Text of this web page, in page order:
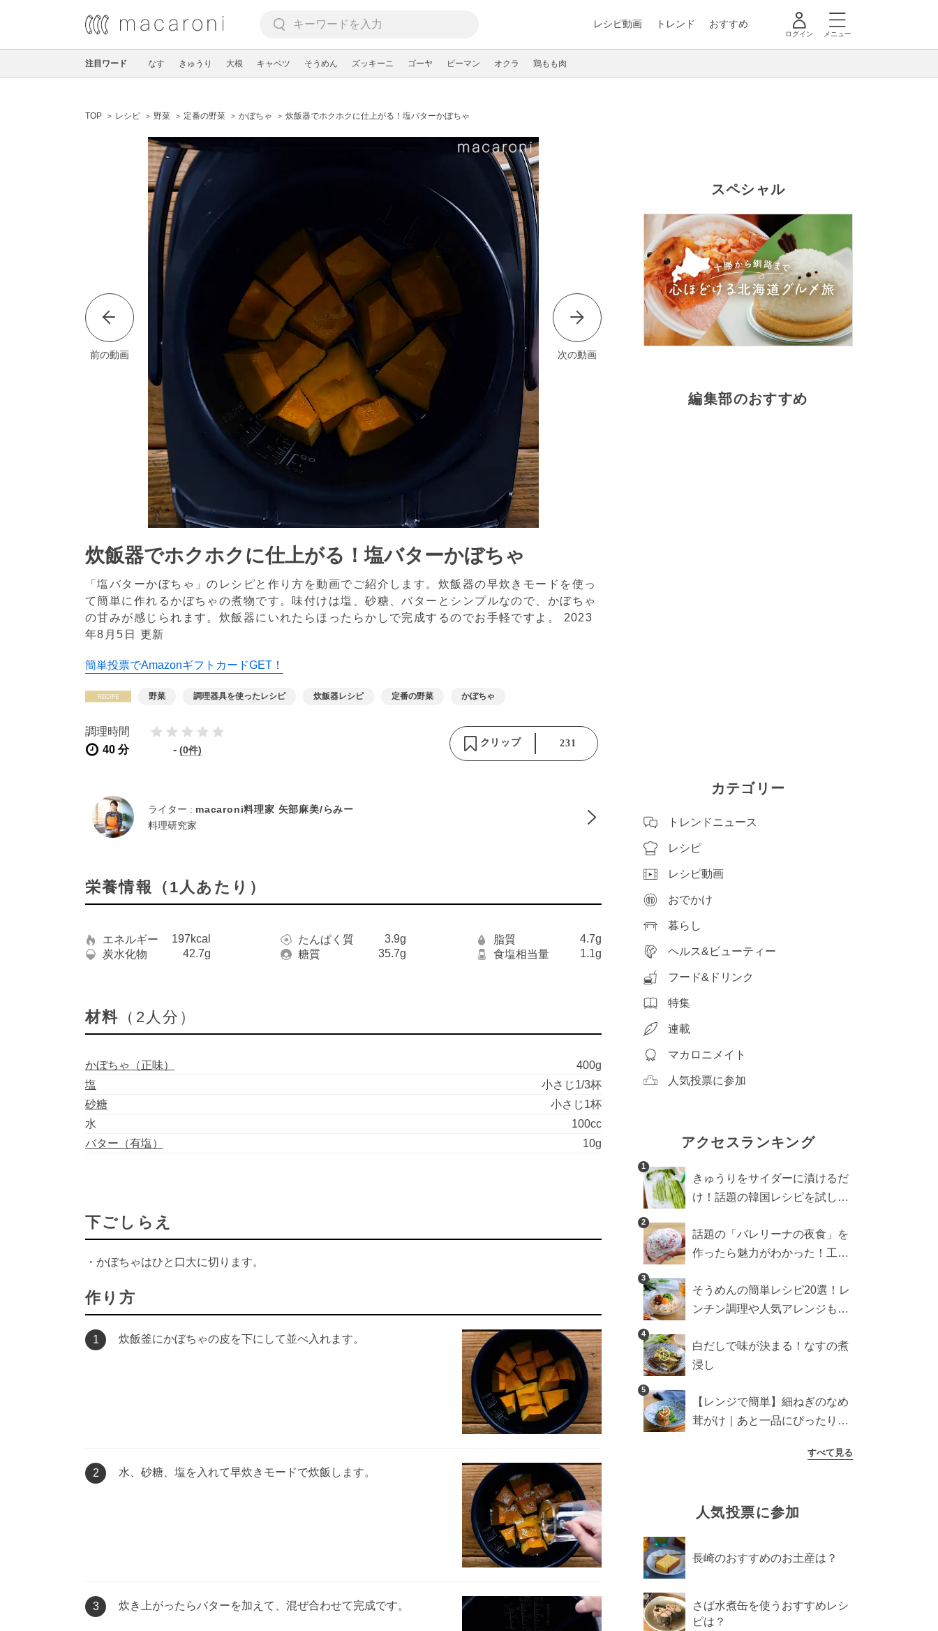
レシピ動画 トレンド おすすめ
ログイン メニュー
注目ワード なす きゅうり 大根 キャベツ そうめん ズッキーニ ゴーヤ ピーマン オクラ 鶏もも肉
TOP レシピ 野菜 定番の野菜 かぼちゃ 炊飯器でホクホクに仕上がる！塩バターかぼちゃ
前の動画 次の動画
炊飯器でホクホクに仕上がる！塩バターかぼちゃ
「塩バターかぼちゃ」のレシピと作り方を動画でご紹介します。炊飯器の早炊きモードを使っ
て簡単に作れるかぼちゃの煮物です。味付けは塩、砂糖、バターとシンプルなので、かぼちゃ
の甘みが感じられます。炊飯器にいれたらほったらかしで完成するのでお手軽ですよ。 2023
年8月5日 更新
簡単投票でAmazonギフトカードGET！
野菜 調理器具を使ったレシピ 炊飯器レシピ 定番の野菜 かぼちゃ
調理時間
40 分
- (0件)
クリップ 231
ライター : macaroni料理家 矢部麻美/らみー
料理研究家
栄養情報（1人あたり）
エネルギー 197kcal たんぱく質 3.9g 脂質
4.7g
炭水化物
42.7g 糖質 35.7g 食塩相当量 1.1g
材料 （2人分）
かぼちゃ（正味）
400g
塩
小さじ1/3杯
砂糖
小さじ1杯
水
100cc
バター（有塩）
10g
下ごしらえ
・かぼちゃはひと口大に切ります。
作り方
1 炊飯釜にかぼちゃの皮を下にして並べ入れます。
2 水、砂糖、塩を入れて早炊きモードで炊飯します。
3 炊き上がったらバターを加えて、混ぜ合わせて完成です。
スペシャル
編集部のおすすめ
カテゴリー
トレンドニュース
レシピ
レシピ動画
おでかけ
暮らし
ヘルス&ビューティー
フード&ドリンク
特集
連載
マカロニメイト
人気投票に参加
アクセスランキング
1
きゅうりをサイダーに漬けるだ
け！話題の韓国レシピを試した
2
話題の「バレリーナの夜食」を
作ったら魅力がわかった！工程
3
そうめんの簡単レシピ20選！レ
ンチン調理や人気アレンジも紹
4
白だしで味が決まる！なすの煮
浸し
5
【レンジで簡単】細ねぎのなめ
茸がけ｜あと一品にぴったり副
すべて見る
人気投票に参加
長崎のおすすめのお土産は？
さば水煮缶を使うおすすめレシ
ピは？